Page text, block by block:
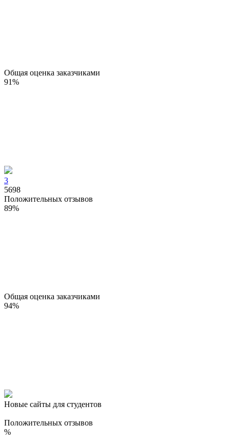
Общая оценка заказчиками
91%
3
5698
Положительных отзывов
89%
Общая оценка заказчиками
94%
Новые сайты для студентов
Положительных отзывов
%